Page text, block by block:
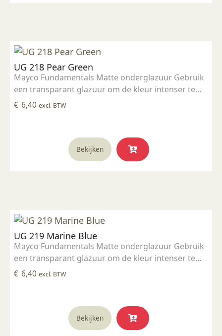
UG 218 Pear Green
Mayco Fundamentals Matte onderglazuur Gebruik
een transparant glazuur om de kleur intenser te
maken Geschikt voor gebruiksgoed mits er een
€ 6,40 excl. BTW
Bekijken
UG 219 Marine Blue
Mayco Fundamentals Matte onderglazuur Gebruik
een transparant glazuur om de kleur intenser te
maken Geschikt voor gebruiksgoed mits er een
€ 6,40 excl. BTW
Bekijken